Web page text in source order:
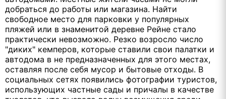
добраться до работы или магазина. Найти
свободное место для парковки у популярных
пляжей или в знаменитой деревне Рейне стало
практически невозможно. Резко возросло число
"диких" кемперов, которые ставили свои палатки и
автодома в не предназначенных для этого местах,
оставляя после себя мусор и бытовые отходы. В
социальных сетях появились фотографии туристов,
использующих частные сады и причалы в качестве